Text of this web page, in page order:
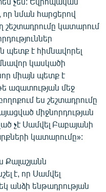
նման հարցերով
շեշտադրումը կատարում
պետք է հիմնավորել
կասկածի
միայն պետք է
ազատության մեջ
ես շեշտադրումը
միջնորդության
չէ Սամվել Բաբայանի
կատարումը»:
է, որ Սամվել
անձի ենթադրության